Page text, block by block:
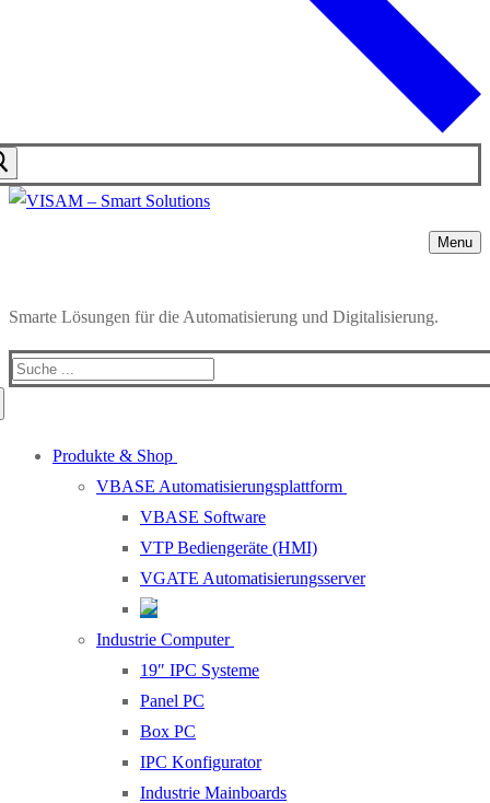
Menu
Smarte Lösungen für die Automatisierung und Digitalisierung.
Produkte & Shop
VBASE Automatisierungsplattform
VBASE Software
VTP Bediengeräte (HMI)
VGATE Automatisierungsserver
Industrie Computer
19″ IPC Systeme
Panel PC
Box PC
IPC Konfigurator
Industrie Mainboards